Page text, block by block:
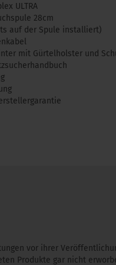
ULTRA
28cm
auf der Spule installiert)
mit Gürtelholster und
vor ihrer
Produkte gar nicht